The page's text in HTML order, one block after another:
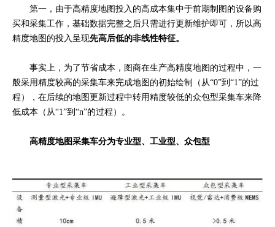
第一，由于高精度地图投入的高成本集中于前期制图的设备购
买和采集工作， 基础数据完整之后只需进行更新维护即可，所以高
精度地图的投入呈现先高后低的非线性特征。
事实上，为了节省成本， 图商在生产高精度地图的过程中，一
般采用精度较高的采集车来完成地图的初始绘制（从“0”到“1”的过
程），在后续的地图更新过程中转用精度较低的众包型采集车来降
低成本（从“1”到“n”的过程）。
高精度地图采集车分为专业型、工业型、众包型